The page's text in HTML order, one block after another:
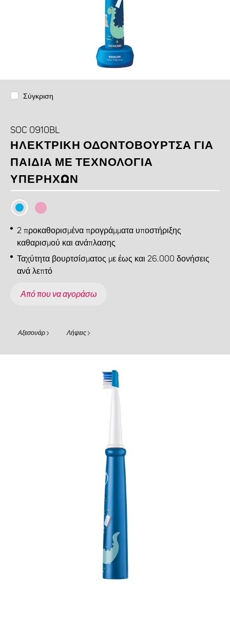
Σύγκριση
SOC 0910BL
ΗΛΕΚΤΡΙΚΉ ΟΔΟΝΤΌΒΟΥΡΤΣΑ ΓΙΑ
ΠΑΙΔΙΆ ΜΕ ΤΕΧΝΟΛΟΓΊΑ
ΥΠΕΡΉΧΩΝ
2 προκαθορισμένα προγράμματα υποστήριξης
καθαρισμού και ανάπλασης
Ταχύτητα βουρτσίσματος με έως και 26.000 δονήσεις
ανά λεπτό
Από που να αγοράσω
Αξεσουάρ Λήψεις